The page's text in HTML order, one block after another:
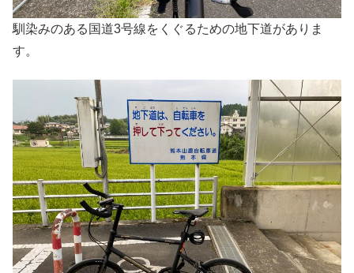
馴染みのある国道3号線をくぐるための地下道がありま
す。